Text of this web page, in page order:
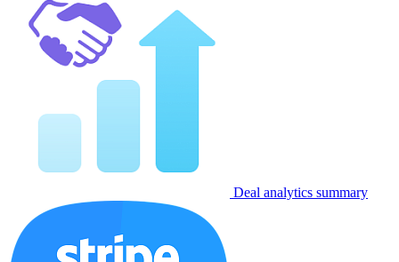
Deal analytics summary